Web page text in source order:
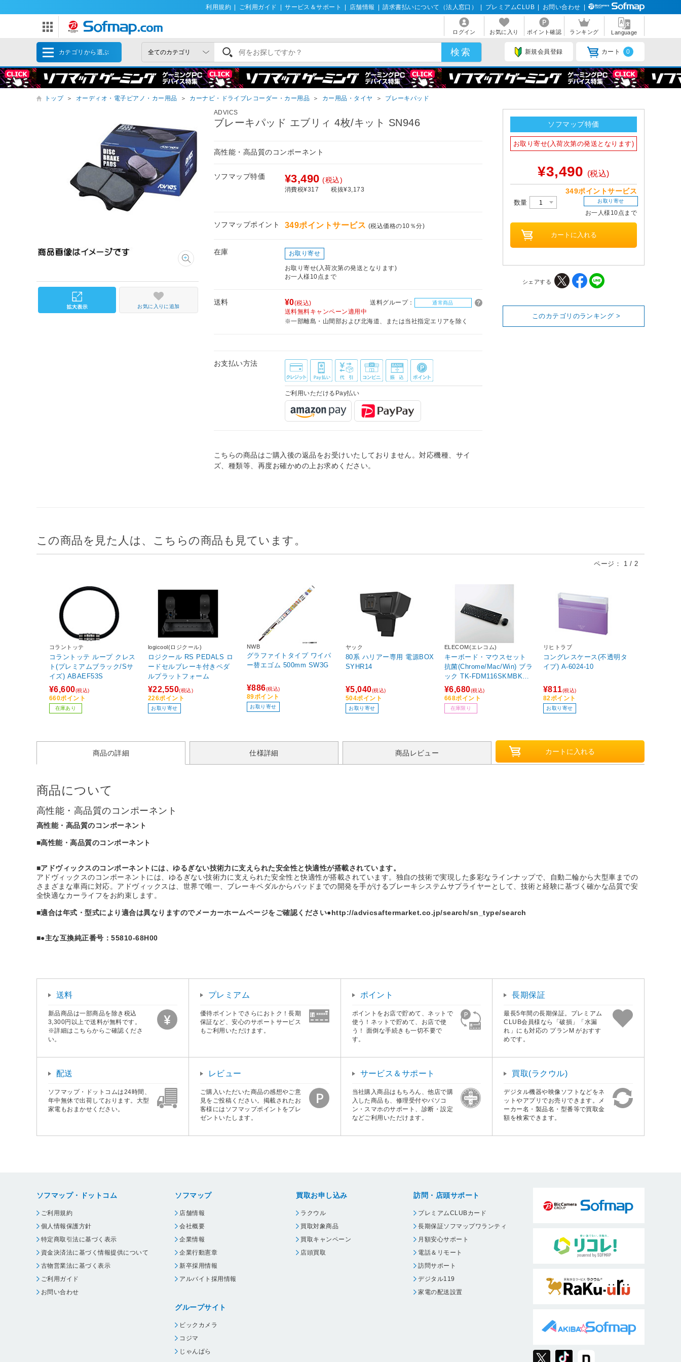
利用規約 ご利用ガイド サービス＆サポート 店舗情報 請求書払いについて（法人窓口） プレミアムCLUB お問い合わせ
ログイン お気に入り ポイント確認 ランキング Language
カテゴリから選ぶ 新規会員登録 カート 0
トップ ＞ オーディオ・電子ピアノ・カー用品 ＞ カーナビ・ドライブレコーダー・カー用品 ＞ カー用品・タイヤ ＞
ブレーキパッド
ADVICS
ブレーキパッド エブリィ 4枚/キット SN946
高性能・高品質のコンポーネント
ソフマップ特価 ¥3,490 (税込)
消費税¥317 税抜¥3,173
ソフマップポイント 349ポイントサービス (税込価格の10％分)
在庫 お取り寄せ
お取り寄せ(入荷次第の発送となります)
お一人様10点まで
送料 ¥0(税込) 送料グループ： 通常商品
送料無料キャンペーン適用中
※一部離島・山間部および北海道、または当社指定エリアを除く
お支払い方法
ご利用いただけるPay払い
こちらの商品はご購入後の返品をお受けいたしておりません。対応機種、サイ
ズ、種類等、再度お確かめの上お求めください。
お気に入りに追加
ソフマップ特価
お取り寄せ(入荷次第の発送となります)
¥3,490 (税込)
349ポイントサービス
数量 お取り寄せ
お一人様10点まで
シェアする
このカテゴリのランキング >
この商品を見た人は、こちらの商品も見ています。
ページ： 1 / 2
コラントッテ
コラントッテ ループ クレス
ト(プレミアムブラック/Sサ
イズ) ABAEF53S
¥6,600(税込)
660ポイント
在庫あり
logicool(ロジクール)
ロジクール RS PEDALS ロ
ードセルブレーキ付きペダ
ルプラットフォーム
¥22,550(税込)
226ポイント
お取り寄せ
NWB
グラファイトタイプ ワイパ
ー替エゴム 500mm SW3G
¥886(税込)
89ポイント
お取り寄せ
ヤック
80系 ハリアー専用 電源BOX
SYHR14
¥5,040(税込)
504ポイント
お取り寄せ
ELECOM(エレコム)
キーボード・マウスセット
抗菌(Chrome/Mac/Win) ブラ
ック TK-FDM116SKMBK
［ワイヤレス /USB］
¥6,680(税込)
668ポイント
在庫限り
リヒトラブ
コングレスケース(不透明タ
イプ) A-6024-10
¥811(税込)
82ポイント
お取り寄せ
商品の詳細 仕様詳細 商品レビュー
商品について
高性能・高品質のコンポーネント
高性能・高品質のコンポーネント
■高性能・高品質のコンポーネント
■アドヴィックスのコンポーネントには、ゆるぎない技術力に支えられた安全性と快適性が搭載されています。
アドヴィックスのコンポーネントには、ゆるぎない技術力に支えられた安全性と快適性が搭載されています。独自の技術で実現した多彩なラインナップで、自動二輪から大型車までの
さまざまな車両に対応。アドヴィックスは、世界で唯一、ブレーキペダルからパッドまでの開発を手がけるブレーキシステムサプライヤーとして、技術と経験に基づく確かな品質で安
全快適なカーライフをお約束します。
■適合は年式・型式により適合は異なりますのでメーカーホームページをご確認ください●http://advicsaftermarket.co.jp/search/sn_type/search
■●主な互換純正番号：55810-68H00
送料
新品商品は一部商品を除き税込
3,300円以上で送料が無料です。
※詳細はこちらからご確認くださ
い。
プレミアム
優待ポイントでさらにおトク！長期
保証など、安心のサポートサービス
もご利用いただけます。
ポイント
ポイントをお店で貯めて、ネットで
使う！ネットで貯めて、お店で使
う！ 面倒な手続きも一切不要で
す。
長期保証
最長5年間の長期保証。プレミアム
CLUB会員様なら「破損」「水漏
れ」にも対応の プランM がおすす
めです。
配送
ソフマップ・ドットコムは24時間、
年中無休で出荷しております。大型
家電もおまかせください。
レビュー
ご購入いただいた商品の感想やご意
見をご投稿ください。掲載されたお
客様にはソフマップポイントをプレ
ゼントいたします。
サービス＆サポート
当社購入商品はもちろん、他店で購
入した商品も、修理受付やパソコ
ン・スマホのサポート、診断・設定
などご利用いただけます。
買取(ラクウル)
デジタル機器や映像ソフトなどをネ
ットやアプリでお売りできます。メ
ーカー名・製品名・型番等で買取金
額を検索できます。
ソフマップ・ドットコム
ご利用規約
個人情報保護方針
特定商取引法に基づく表示
資金決済法に基づく情報提供について
古物営業法に基づく表示
ご利用ガイド
お問い合わせ
ソフマップ
店舗情報
会社概要
企業情報
企業行動憲章
新卒採用情報
アルバイト採用情報
グループサイト
ビックカメラ
コジマ
じゃんぱら
買取お申し込み
ラクウル
買取対象商品
買取キャンペーン
店頭買取
訪問・店頭サポート
プレミアムCLUBカード
長期保証ソフマップワランティ
月額安心サポート
電話＆リモート
訪問サポート
デジタル119
家電の配送設置